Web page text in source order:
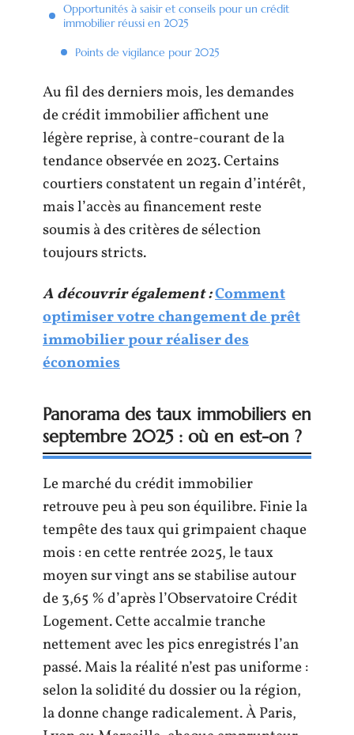
Opportunités à saisir et conseils pour un crédit
immobilier réussi en 2025
Points de vigilance pour 2025
Au fil des derniers mois, les demandes
de crédit immobilier affichent une
légère reprise, à contre-courant de la
tendance observée en 2023. Certains
courtiers constatent un regain d’intérêt,
mais l’accès au financement reste
soumis à des critères de sélection
toujours stricts.
A découvrir également :Comment
optimiser votre changement de prêt
immobilier pour réaliser des
économies
Panorama des taux immobiliers en
septembre 2025 : où en est-on ?
Le marché du crédit immobilier
retrouve peu à peu son équilibre. Finie la
tempête des taux qui grimpaient chaque
mois : en cette rentrée 2025, le taux
moyen sur vingt ans se stabilise autour
de 3,65 % d’après l’Observatoire Crédit
Logement. Cette accalmie tranche
nettement avec les pics enregistrés l’an
passé. Mais la réalité n’est pas uniforme :
selon la solidité du dossier ou la région,
la donne change radicalement. À Paris,